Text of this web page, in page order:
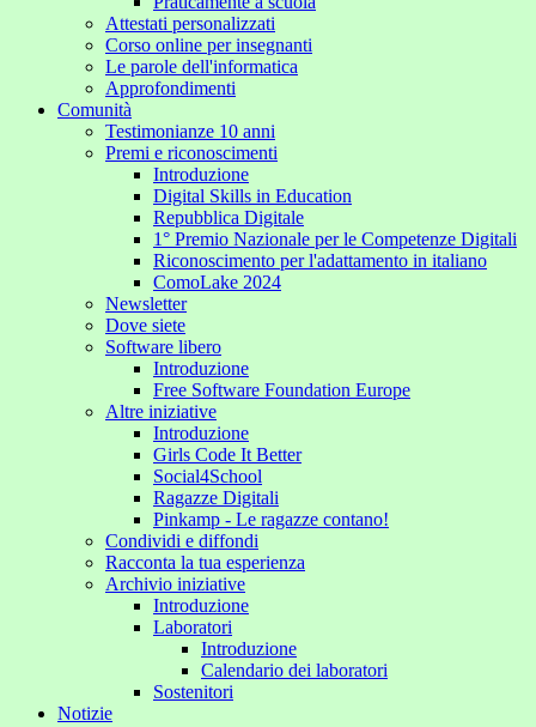
Attestati personalizzati
Corso online per insegnanti
Le parole dell'informatica
Approfondimenti
Comunità
Testimonianze 10 anni
Premi e riconoscimenti
Introduzione
Digital Skills in Education
Repubblica Digitale
1° Premio Nazionale per le Competenze Digitali
Riconoscimento per l'adattamento in italiano
ComoLake 2024
Newsletter
Dove siete
Software libero
Introduzione
Free Software Foundation Europe
Altre iniziative
Introduzione
Girls Code It Better
Social4School
Ragazze Digitali
Pinkamp - Le ragazze contano!
Condividi e diffondi
Racconta la tua esperienza
Archivio iniziative
Introduzione
Laboratori
Introduzione
Calendario dei laboratori
Sostenitori
Notizie